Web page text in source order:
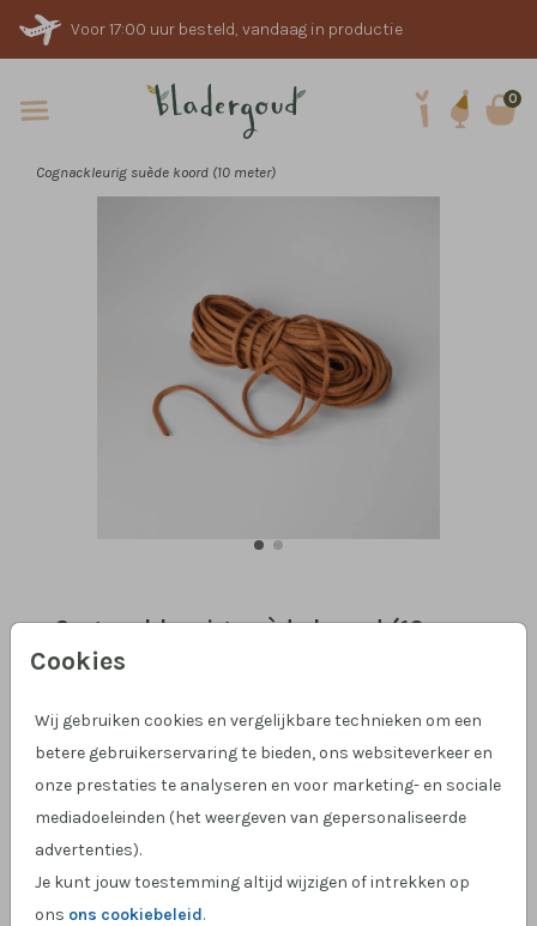
Voor 17:00 uur besteld, vandaag in productie
0
Cookies
Wij gebruiken cookies en vergelijkbare technieken om een
betere gebruikerservaring te bieden, ons websiteverkeer en
onze prestaties te analyseren en voor marketing- en sociale
mediadoeleinden (het weergeven van gepersonaliseerde
advertenties).
Je kunt jouw toestemming altijd wijzigen of intrekken op
ons ons cookiebeleid.
Cognackleurig suède koord (10 meter)
Cognackleurig suède koord (10
meter)
Aantal x 1 Koordjes Prijs:€ 6,95
Hulp nodig?
Klantcijfer 4,9 op Google!